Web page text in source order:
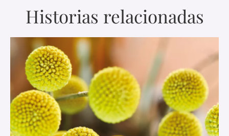
Historias relacionadas